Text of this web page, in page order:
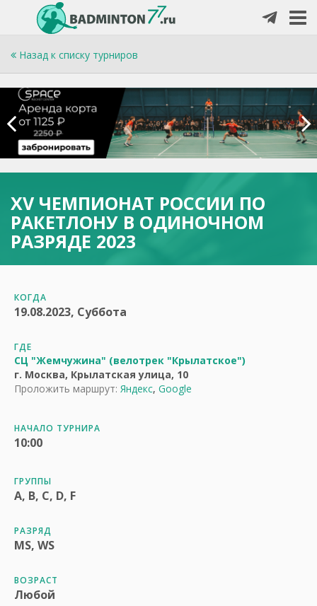
Назад к списку турниров
XV ЧЕМПИОНАТ РОССИИ ПО
РАКЕТЛОНУ В ОДИНОЧНОМ
РАЗРЯДЕ 2023
КОГДА
19.08.2023, Суббота
ГДЕ
СЦ "Жемчужина" (велотрек "Крылатское")
г. Москва, Крылатская улица, 10
Проложить маршрут: Яндекс, Google
НАЧАЛО ТУРНИРА
10:00
ГРУППЫ
A, B, C, D, F
РАЗРЯД
MS, WS
ВОЗРАСТ
Любой